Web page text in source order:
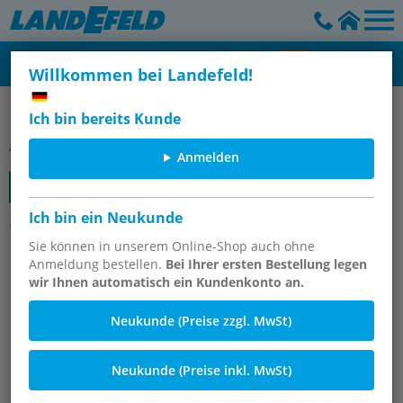
Willkommen bei Landefeld!
Ich bin bereits Kunde
Anmelden
Ich bin ein Neukunde
Sie können in unserem Online-Shop auch ohne
Anmeldung bestellen. Bei Ihrer ersten Bestellung legen
wir Ihnen automatisch ein Kundenkonto an.
Neukunde (Preise zzgl. MwSt)
Neukunde (Preise inkl. MwSt)
Platten
Artikelgruppe
Grundplatten Grauguss mit
Rasterbohrungen